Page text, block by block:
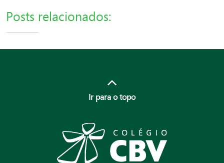
Posts relacionados:
Ir para o topo